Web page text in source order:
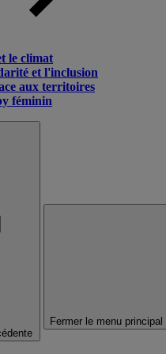
le climat
et l'inclusion
aux territoires
féminin
Fermer le menu principal